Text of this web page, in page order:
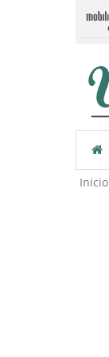
Inicio